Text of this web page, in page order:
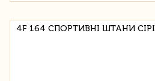
4F 164 СПОРТИВНІ ШТАНИ СІРІ